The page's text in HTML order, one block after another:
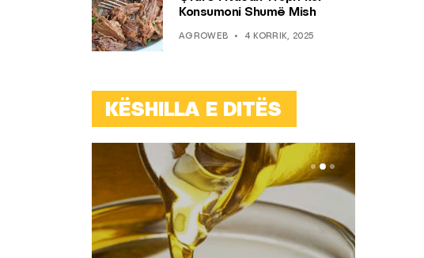
Konsumoni Shumë Mish
AGROWEB 4 KORRIK, 2025
KËSHILLA E DITËS